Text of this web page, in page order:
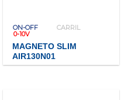
ON-OFF
CARRIL
0-10V
MAGNETO SLIM
AIR130N01